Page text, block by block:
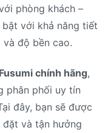
phòng khách –
với khả năng tiết
và độ bền cao.
chính hãng,
phân phối uy tín
đây, bạn sẽ được
và tận hưởng